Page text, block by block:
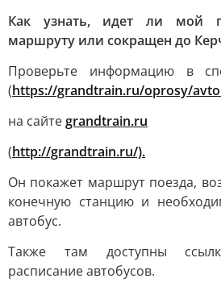
Как узнать, идет ли мой
маршруту или сокращен до
Проверьте информацию в
(https://grandtrain.ru/oprosy/
на сайтеgrandtrain.ru
(http://grandtrain.ru/).
Он покажет маршрут поезда,
конечную станцию и
автобус.
Также там доступны
расписание автобусов.